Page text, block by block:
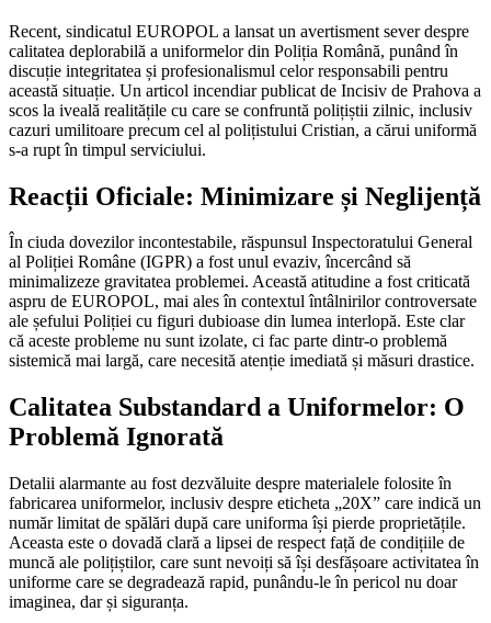
Recent, sindicatul EUROPOL a lansat un avertisment sever despre
calitatea deplorabilă a uniformelor din Poliția Română, punând în
discuție integritatea și profesionalismul celor responsabili pentru
această situație. Un articol incendiar publicat de Incisiv de Prahova a
scos la iveală realitățile cu care se confruntă polițiștii zilnic, inclusiv
cazuri umilitoare precum cel al polițistului Cristian, a cărui uniformă
s-a rupt în timpul serviciului.
Reacții Oficiale: Minimizare și Neglijență
În ciuda dovezilor incontestabile, răspunsul Inspectoratului General
al Poliției Române (IGPR) a fost unul evaziv, încercând să
minimalizeze gravitatea problemei. Această atitudine a fost criticată
aspru de EUROPOL, mai ales în contextul întâlnirilor controversate
ale șefului Poliției cu figuri dubioase din lumea interlopă. Este clar
că aceste probleme nu sunt izolate, ci fac parte dintr-o problemă
sistemică mai largă, care necesită atenție imediată și măsuri drastice.
Calitatea Substandard a Uniformelor: O
Problemă Ignorată
Detalii alarmante au fost dezvăluite despre materialele folosite în
fabricarea uniformelor, inclusiv despre eticheta „20X” care indică un
număr limitat de spălări după care uniforma își pierde proprietățile.
Aceasta este o dovadă clară a lipsei de respect față de condițiile de
muncă ale polițiștilor, care sunt nevoiți să își desfășoare activitatea în
uniforme care se degradează rapid, punându-le în pericol nu doar
imaginea, dar și siguranța.